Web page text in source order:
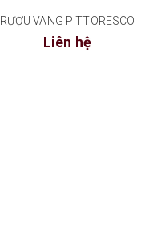
RƯỢU VANG PITTORESCO
Liên hệ